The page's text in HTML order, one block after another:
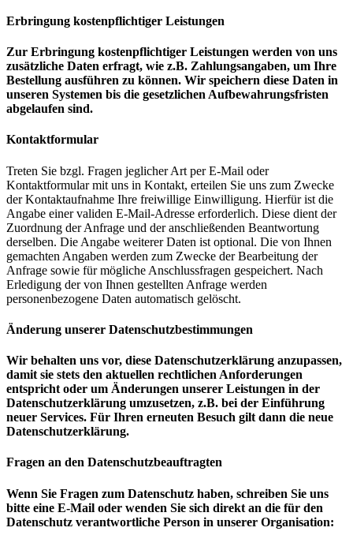
Erbringung kostenpflichtiger Leistungen
Zur Erbringung kostenpflichtiger Leistungen werden von uns
zusätzliche Daten erfragt, wie z.B. Zahlungsangaben, um Ihre
Bestellung ausführen zu können. Wir speichern diese Daten in
unseren Systemen bis die gesetzlichen Aufbewahrungsfristen
abgelaufen sind.
Kontaktformular
Treten Sie bzgl. Fragen jeglicher Art per E-Mail oder
Kontaktformular mit uns in Kontakt, erteilen Sie uns zum Zwecke
der Kontaktaufnahme Ihre freiwillige Einwilligung. Hierfür ist die
Angabe einer validen E-Mail-Adresse erforderlich. Diese dient der
Zuordnung der Anfrage und der anschließenden Beantwortung
derselben. Die Angabe weiterer Daten ist optional. Die von Ihnen
gemachten Angaben werden zum Zwecke der Bearbeitung der
Anfrage sowie für mögliche Anschlussfragen gespeichert. Nach
Erledigung der von Ihnen gestellten Anfrage werden
personenbezogene Daten automatisch gelöscht.
Änderung unserer Datenschutzbestimmungen
Wir behalten uns vor, diese Datenschutzerklärung anzupassen,
damit sie stets den aktuellen rechtlichen Anforderungen
entspricht oder um Änderungen unserer Leistungen in der
Datenschutzerklärung umzusetzen, z.B. bei der Einführung
neuer Services. Für Ihren erneuten Besuch gilt dann die neue
Datenschutzerklärung.
Fragen an den Datenschutzbeauftragten
Wenn Sie Fragen zum Datenschutz haben, schreiben Sie uns
bitte eine E-Mail oder wenden Sie sich direkt an die für den
Datenschutz verantwortliche Person in unserer Organisation: